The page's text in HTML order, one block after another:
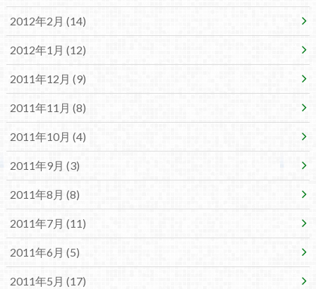
2012年2月 (14)
2012年1月 (12)
2011年12月 (9)
2011年11月 (8)
2011年10月 (4)
2011年9月 (3)
2011年8月 (8)
2011年7月 (11)
2011年6月 (5)
2011年5月 (17)